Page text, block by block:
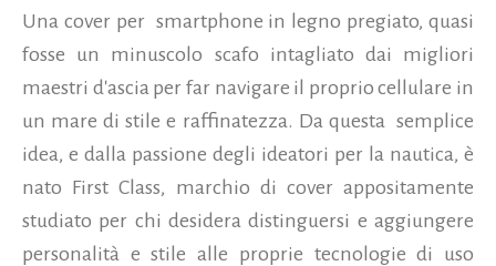
Una cover per smartphone in legno pregiato, quasi
fosse un minuscolo scafo intagliato dai migliori
maestri d'ascia per far navigare il proprio cellulare in
un mare di stile e raffinatezza. Da questa semplice
idea, e dalla passione degli ideatori per la nautica, è
nato First Class, marchio di cover appositamente
studiato per chi desidera distinguersi e aggiungere
personalità e stile alle proprie tecnologie di uso